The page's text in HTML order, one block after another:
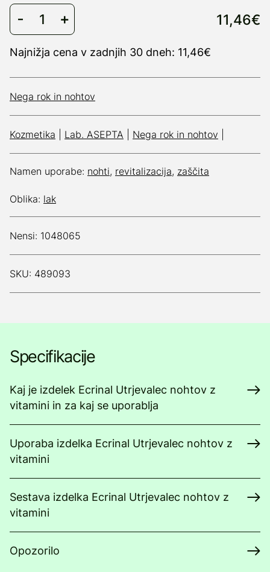
11,46€
Najnižja cena v zadnjih 30 dneh: 11,46€
Nega rok in nohtov
Kozmetika Lab. ASEPTA Nega rok in nohtov
Namen uporabe: nohti, revitalizacija, zaščita
Oblika: lak
Nensi: 1048065
SKU: 489093
Specifikacije
Kaj je izdelek Ecrinal Utrjevalec nohtov z
vitamini in za kaj se uporablja
Uporaba izdelka Ecrinal Utrjevalec nohtov z
vitamini
Sestava izdelka Ecrinal Utrjevalec nohtov z
vitamini
Opozorilo